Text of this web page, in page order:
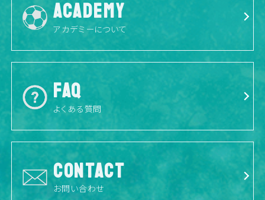
ACADEMY
アカデミーについて
FAQ
よくある質問
CONTACT
お問い合わせ